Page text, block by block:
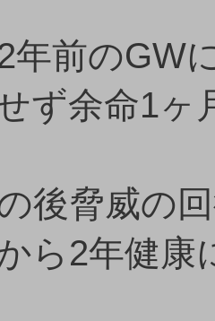
年前のGW
ず余命1ヶ
後脅威の
ら2年健